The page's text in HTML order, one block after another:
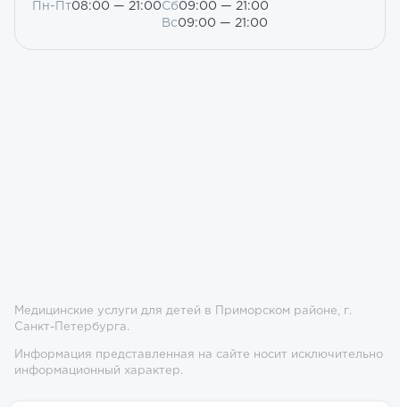
Пн-Пт08:00 — 21:00Сб09:00 — 21:00
Вс09:00 — 21:00
Медицинские услуги для детей в Приморском районе, г.
Санкт-Петербурга.
Информация представленная на сайте носит исключительно
информационный характер.